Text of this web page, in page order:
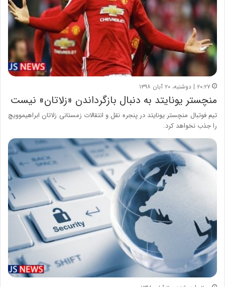
۲۰:۲۷ | دوشنبه، ۲۰ آبان ۱۳۹۸
منچستر یونایتد به دنبال بازگرداندن «زلاتان» نیست
تیم فوتبال منچستر یونایتد در پنجره نقل و انتقالات زمستانی زلاتان ابراهیموویچ
را جذب نخواهد کرد.